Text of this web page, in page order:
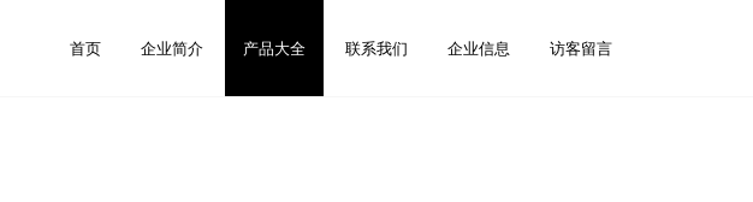
首页 企业简介 产品大全 联系我们 企业信息 访客留言